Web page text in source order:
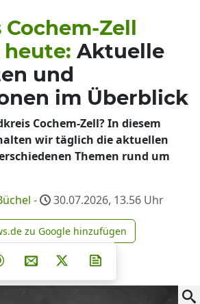
Zell
heute: Aktuelle
und
im Überblick
Cochem-Zell? In diesem
wir täglich die aktuellen
Themen rund um
- 30.07.2026, 13.56 Uhr
news.de zu Google
zu Google hinzufügen
Teilen auf Facebook
Teilen auf Whatsapp
Teilen auf Telegram
Teilen auf Pinterest
Per E-Mail teilen
Post auf X